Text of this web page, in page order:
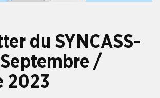
du SYNCASS-
Septembre /
2023